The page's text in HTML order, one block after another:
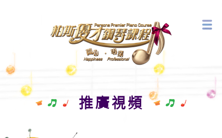
最新活動
音樂藝術中心
推廣視頻